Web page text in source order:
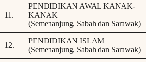
11.
PENDIDIKAN AWAL KANAK-
KANAK
(Semenanjung, Sabah dan Sarawak)
12.
PENDIDIKAN ISLAM
(Semenanjung, Sabah dan Sarawak)